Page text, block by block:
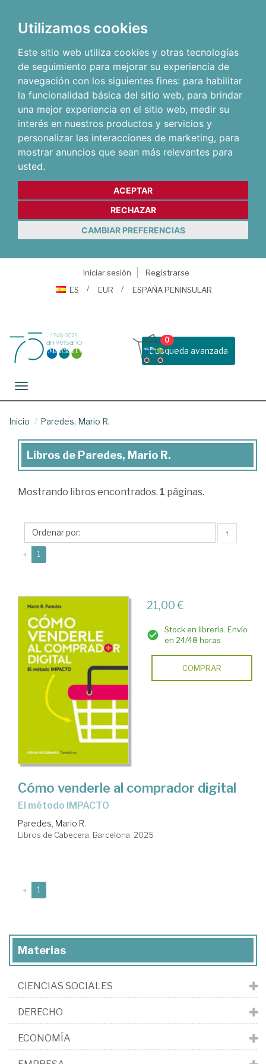
Utilizamos cookies
Este sitio web utiliza cookies y otras tecnologías
de seguimiento para mejorar su experiencia de
navegación con los siguientes fines: para habilitar
la funcionalidad básica del sitio web, para brindar
una mejor experiencia en el sitio web, medir su
interés en nuestros productos y servicios y
personalizar las interacciones de marketing, para
mostrar anuncios que sean más relevantes para
usted.
ACEPTAR
RECHAZAR
CAMBIAR PREFERENCIAS
Iniciar sesión
Registrarse
ES
EUR ESPAÑA PENINSULAR
Busqueda avanzada
0
Toggle navigation
Inicio Paredes, Mario R.
Libros
Paredes,
Libros de Paredes, Mario R.
Mostrando libros encontrados. 1 páginas.
↑
« 1
21,00 €
Stock en librería. Envío
en 24/48 horas
COMPRAR
Cómo venderle al comprador digital
El método IMPACTO
Paredes, Mario R.
Libros de Cabecera. Barcelona, 2025
« 1
Materias
CIENCIAS SOCIALES
DERECHO
ECONOMÍA